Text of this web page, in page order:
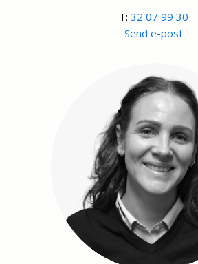
T:32 07 99 30
Send e-post